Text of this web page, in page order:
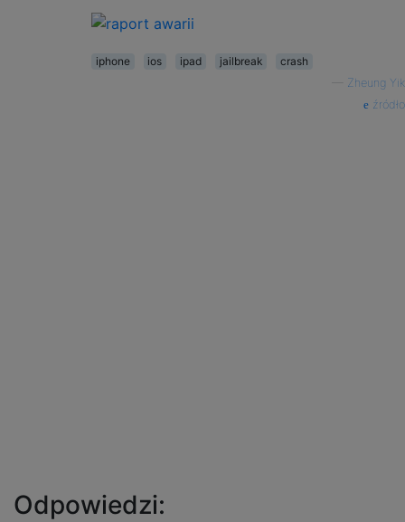
iphone ios ipad jailbreak
crash
Zheung Yik
źródło
Odpowiedzi: